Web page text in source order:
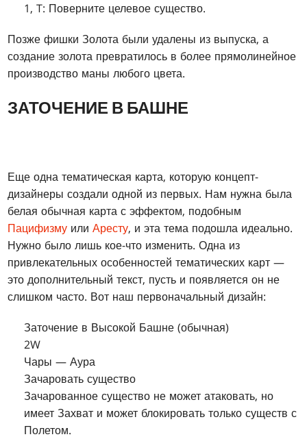
1, T: Поверните целевое существо.
Позже фишки Золота были удалены из выпуска, а
создание золота превратилось в более прямолинейное
производство маны любого цвета.
ЗАТОЧЕНИЕ В БАШНЕ
Еще одна тематическая карта, которую концепт-
дизайнеры создали одной из первых. Нам нужна была
белая обычная карта с эффектом, подобным
Пацифизму илиАресту, и эта тема подошла идеально.
Нужно было лишь кое-что изменить. Одна из
привлекательных особенностей тематических карт —
это дополнительный текст, пусть и появляется он не
слишком часто. Вот наш первоначальный дизайн:
Заточение в Высокой Башне (обычная)
2W
Чары — Аура
Зачаровать существо
Зачарованное существо не может атаковать, но
имеет Захват и может блокировать только существ с
Полетом.